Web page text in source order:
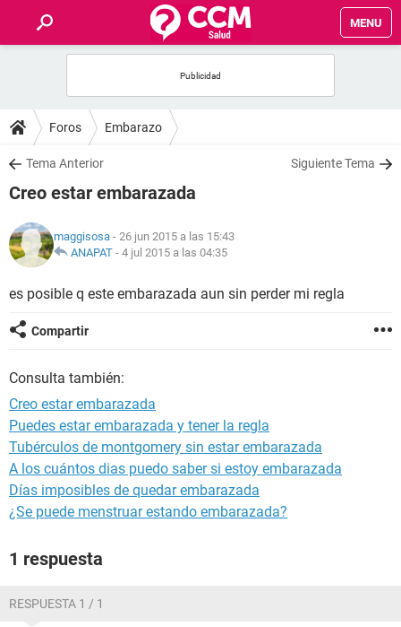
MENU
FOROS
SALUD
NUTRICIÓN
BIENESTAR
SEXUALIDAD
Foros Embarazo
Tema Anterior Siguiente Tema
Creo estar embarazada
maggisosa - 26 jun 2015 a las 15:43
ANAPAT - 4 jul 2015 a las 04:35
es posible q este embarazada aun sin perder mi regla
Compartir
Consulta también:
Creo estar embarazada
Puedes estar embarazada y tener la regla
Tubérculos de montgomery sin estar embarazada
A los cuántos dias puedo saber si estoy embarazada
Días imposibles de quedar embarazada
¿Se puede menstruar estando embarazada?
1 respuesta
RESPUESTA 1 / 1